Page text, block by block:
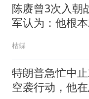
陈赓曾3次入朝
军认为：他根
枯蝶
特朗普急忙中
空袭行动，他